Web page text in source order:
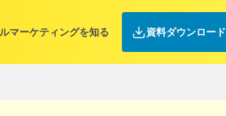
マーケティングを知る 資料ダウンロード